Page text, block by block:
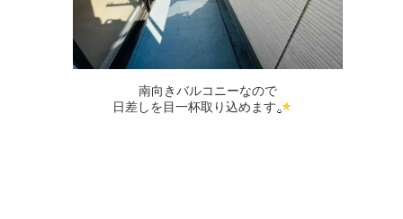
南向きバルコニーなので
日差しを目一杯取り込めます